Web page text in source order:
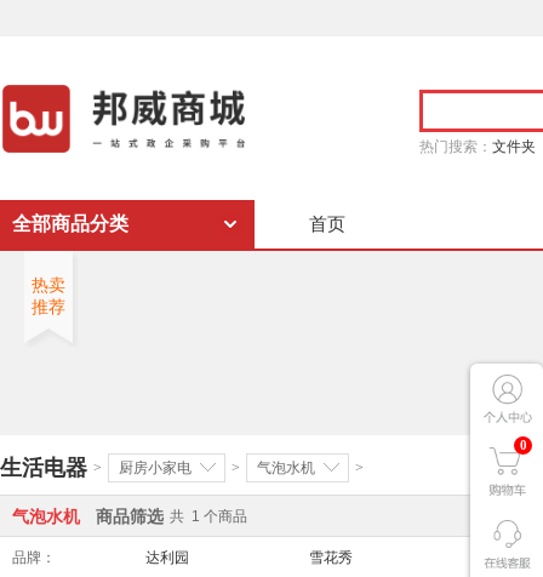
热门搜索： 文件夹
0
全部商品分类 首页
热卖
推荐
生活电器 > 厨房小家电 > 气泡水机 >
气泡水机 商品筛选 共 1 个商品
品牌： 达利园 雪花秀 舒适达/